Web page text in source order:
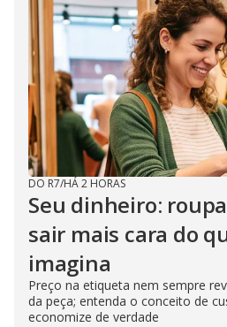
DO R7/HÁ 2 HORAS
Seu dinheiro:
sair mais cara do
imagina
Preço na etiqueta nem sempre
da peça; entenda o conceito de
economize de verdade